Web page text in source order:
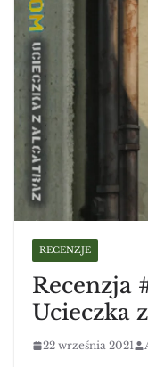
RECENZJE
Recenzja
Ucieczka
22 września 2021